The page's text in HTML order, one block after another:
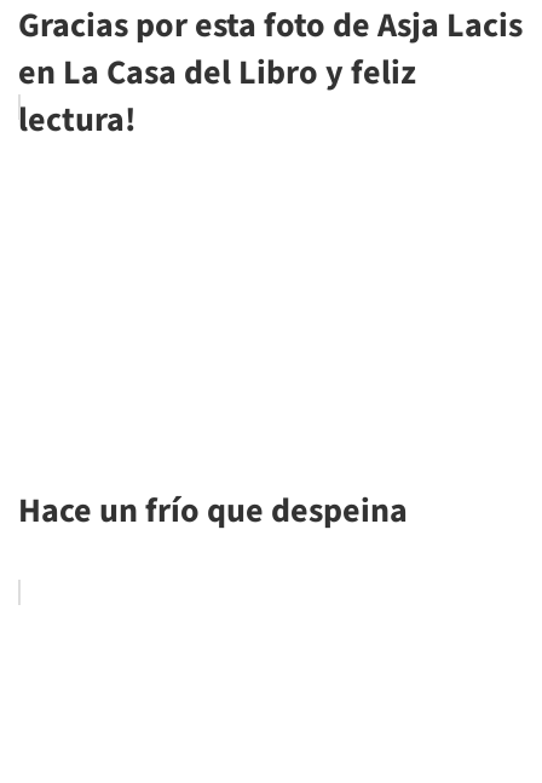
Gracias por esta foto de Asja Lacis
en La Casa del Libro y feliz
lectura!
Hace un frío que despeina